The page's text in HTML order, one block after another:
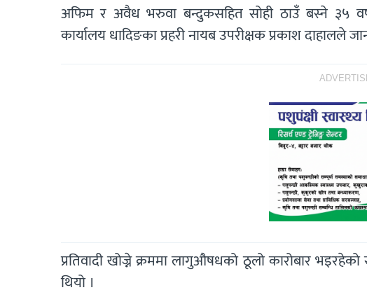
अफिम र अवैध भरुवा बन्दुकसहित सोही ठाउँ बस्ने ३५
कार्यालय धादिङका प्रहरी नायब उपरीक्षक प्रकाश दाहालले
प्रतिवादी खोज्ने क्रममा लागुऔषधको ठूलो कारोबार
थियो ।